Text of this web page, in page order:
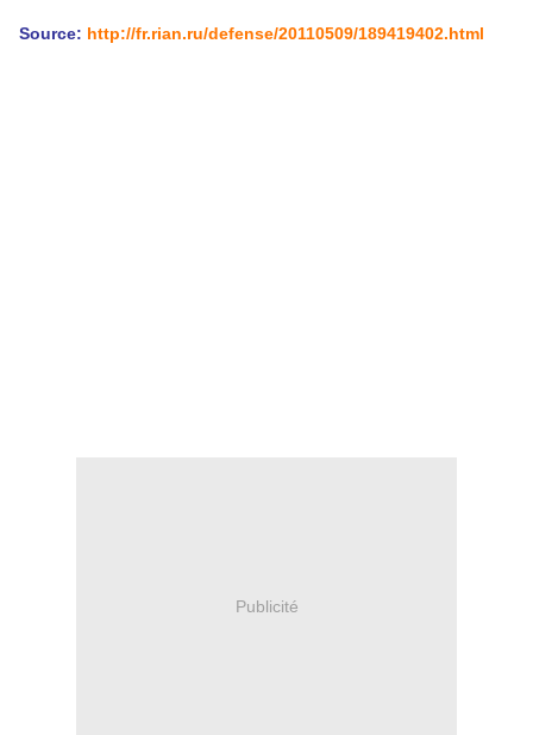
Source: http://fr.rian.ru/defense/20110509/189419402.html
Publicité